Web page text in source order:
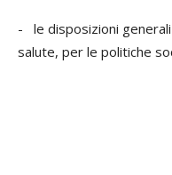
- le disposizioni
salute, per le politiche